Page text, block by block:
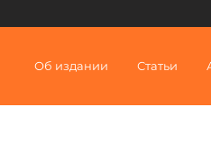
Об издании Статьи